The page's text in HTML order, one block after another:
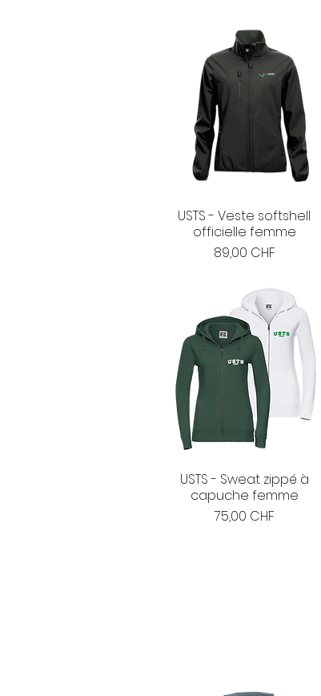
USTS - Veste softshell
officielle femme
Prix
89,00 CHF
USTS - Sweat zippé à
capuche femme
Prix
75,00 CHF